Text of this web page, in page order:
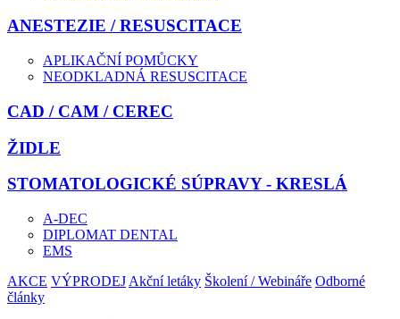
ANESTEZIE / RESUSCITACE
APLIKAČNÍ POMŮCKY
NEODKLADNÁ RESUSCITACE
CAD / CAM / CEREC
ŽIDLE
STOMATOLOGICKÉ SÚPRAVY - KRESLÁ
A-DEC
DIPLOMAT DENTAL
EMS
AKCE VÝPRODEJ Akční letáky Školení / Webináře Odborné
články